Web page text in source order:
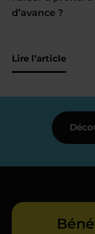
d’avance ?
Lire l’article